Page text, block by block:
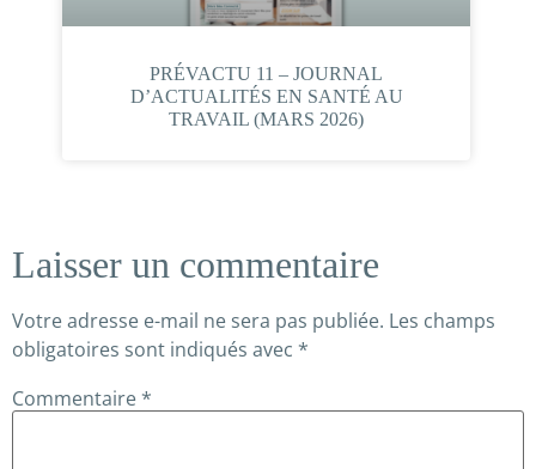
PRÉVACTU 11 – JOURNAL
D’ACTUALITÉS EN SANTÉ AU
TRAVAIL (MARS 2026)
Laisser un commentaire
Votre adresse e-mail ne sera pas publiée. Les champs
obligatoires sont indiqués avec *
Commentaire *